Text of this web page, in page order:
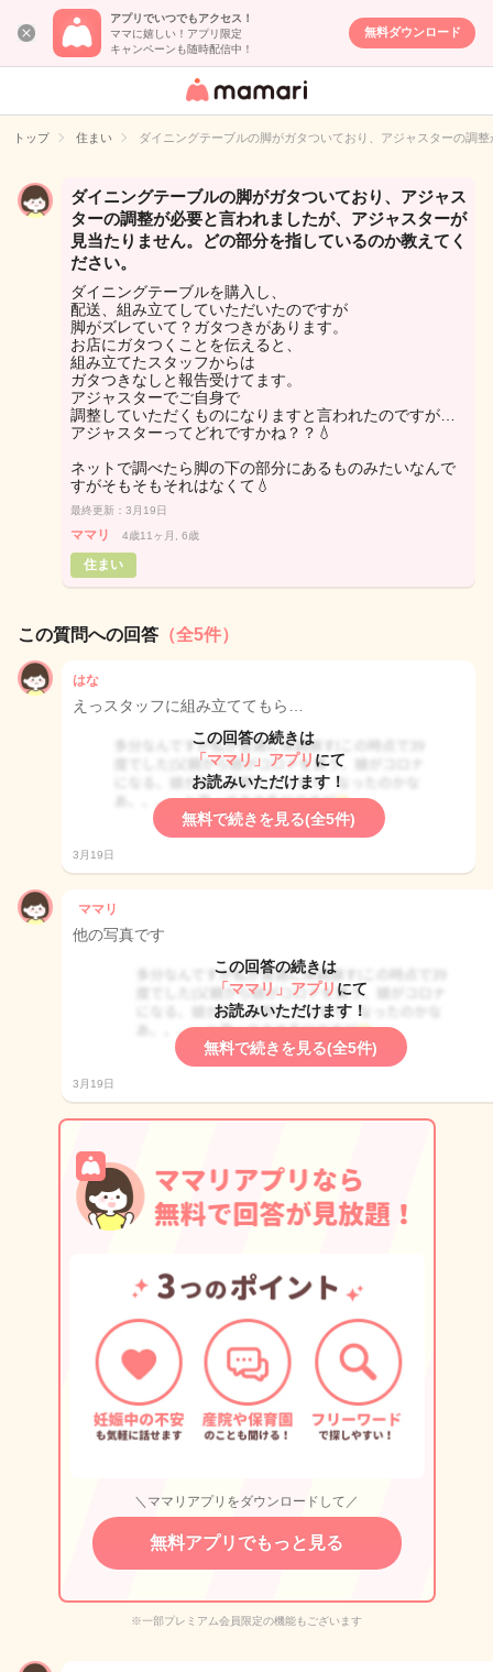
アプリでいつでもアクセス！
ママに嬉しい！アプリ限定
キャンペーンも随時配信中！
無料ダウンロード
女性専用匿名QA
イト
トップ 住まい ダイニングテーブルの脚がガタついており、アジャスターの調
ダイニングテーブルの脚がガタついており、アジャス
ターの調整が必要と言われましたが、アジャスターが
見当たりません。どの部分を指しているのか教えてく
ださい。
ダイニングテーブルを購入し、
配送、組み立てしていただいたのですが
脚がズレていて？ガタつきがあります。
お店にガタつくことを伝えると、
組み立てたスタッフからは
ガタつきなしと報告受けてます。
アジャスターでご自身で
調整していただくものになりますと言われたのですが…
アジャスターってどれですかね？？💧
ネットで調べたら脚の下の部分にあるものみたいなんで
すがそもそもそれはなくて💧
最終更新：3月19日
ママリ 4歳11ヶ月, 6歳
住まい
この質問への回答 （全5件）
はな
えっスタッフに組み立ててもら…
この回答の続きは
「ママリ」アプリ にて
お読みいただけます！
無料で続きを見る(全5件)
3月19日
ママリ
他の写真です
この回答の続きは
「ママリ」アプリ にて
お読みいただけます！
無料で続きを見る(全5件)
3月19日
＼ママリアプリをダウンロードして／
無料アプリでもっと見る
※一部プレミアム会員限定の機能もございます